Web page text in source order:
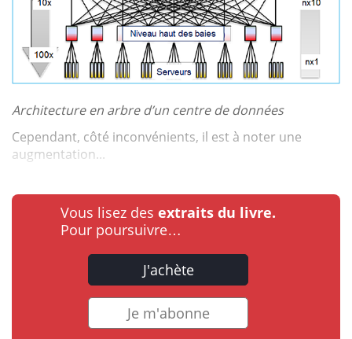
Architecture en arbre d’un centre de données
Cependant, côté inconvénients, il est à noter une
augmentation...
Vous lisez des extraits du livre.
Pour poursuivre…
J'achète
Je m'abonne